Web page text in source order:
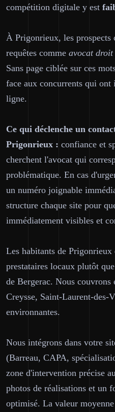
compétition digitale y est
À Prigonrieux, les prospects
requêtes comme avocat
Sans page ciblée sur ces
face aux concurrents qui ont
ligne.
Ce qui déclenche un
Prigonrieux : confiance et
cherchent l'avocat qui
problématique. En cas
un numéro joignable
structure chaque site pour
immédiatement visibles et
Les habitants de Prigonrieux
prestataires locaux plutôt
de Bergerac. Nous couvrons
Creysse, Saint-Laurent-des-
environnantes.
Nous intégrons dans votre
(Barreau, CAPA,
zone d'intervention précise
photos de réalisations et un
optimisé. La valeur